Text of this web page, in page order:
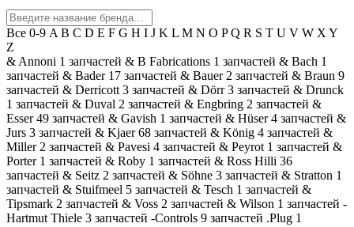
Все 0-9 A B C D E F G H I J K L M N O PQ R S T U V W X Y
Z
& Annoni 1 запчастей & B Fabrications 1 запчастей & Bach 1
запчастей & Bader 17 запчастей & Bauer 2 запчастей & Braun 9
запчастей & Derricott 3 запчастей & Dörr 3 запчастей & Drunck
1 запчастей & Duval 2 запчастей & Engbring 2 запчастей &
Esser 49 запчастей & Gavish 1 запчастей & Hüser 4 запчастей &
Jurs 3 запчастей & Kjaer 68 запчастей & König 4 запчастей &
Miller 2 запчастей & Pavesi 4 запчастей & Peyrot 1 запчастей &
Porter 1 запчастей & Roby 1 запчастей & Ross Hilli 36
запчастей & Seitz 2 запчастей & Söhne 3 запчастей & Stratton 1
запчастей & Stuifmeel 5 запчастей & Tesch 1 запчастей &
Tipsmark 2 запчастей & Voss 2 запчастей & Wilson 1 запчастей -
Hartmut Thiele 3 запчастей -Controls 9 запчастей .Plug 1